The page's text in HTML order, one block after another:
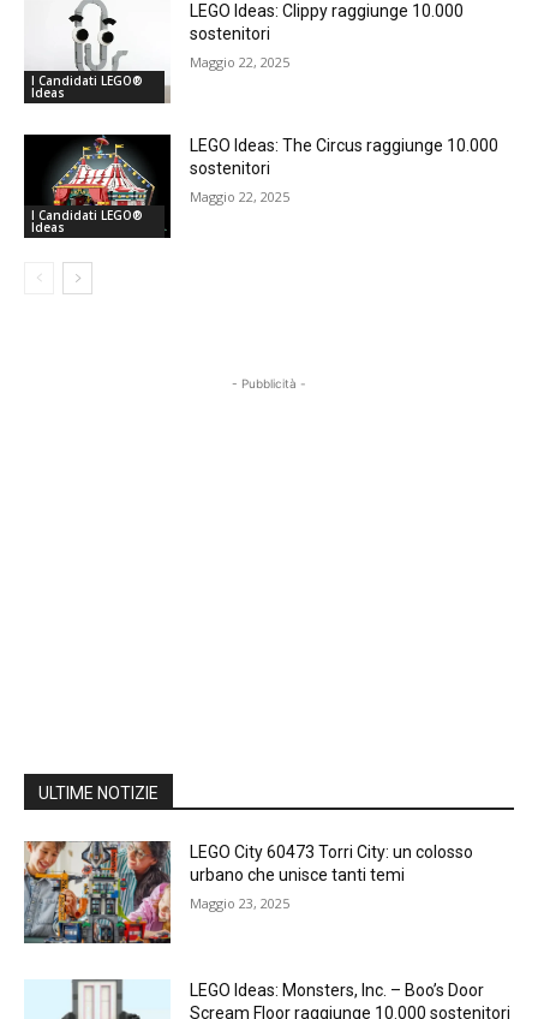
I Candidati LEGO®
Ideas
LEGO Ideas: Clippy raggiunge 10.000
sostenitori
Maggio 22, 2025
I Candidati LEGO®
Ideas
LEGO Ideas: The Circus raggiunge 10.000
sostenitori
Maggio 22, 2025
- Pubblicità -
ULTIME NOTIZIE
LEGO City 60473 Torri City: un colosso
urbano che unisce tanti temi
Maggio 23, 2025
LEGO Ideas: Monsters, Inc. – Boo’s Door
Scream Floor raggiunge 10.000 sostenitori